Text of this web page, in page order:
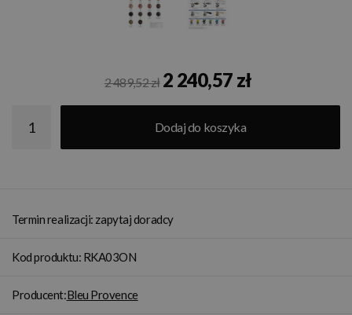
2 489,52 zł 2 240,57 zł
Dodaj do koszyka
Termin realizacji: zapytaj doradcy
Kod produktu: RKA03ON
Producent:Bleu Provence